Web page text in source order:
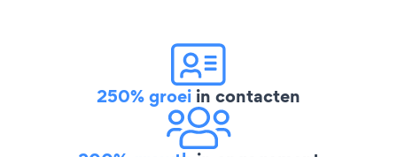
250% groei in contacten